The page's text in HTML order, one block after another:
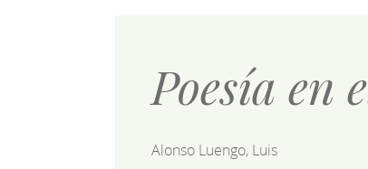
Poesía en
Alonso Luengo, Luis